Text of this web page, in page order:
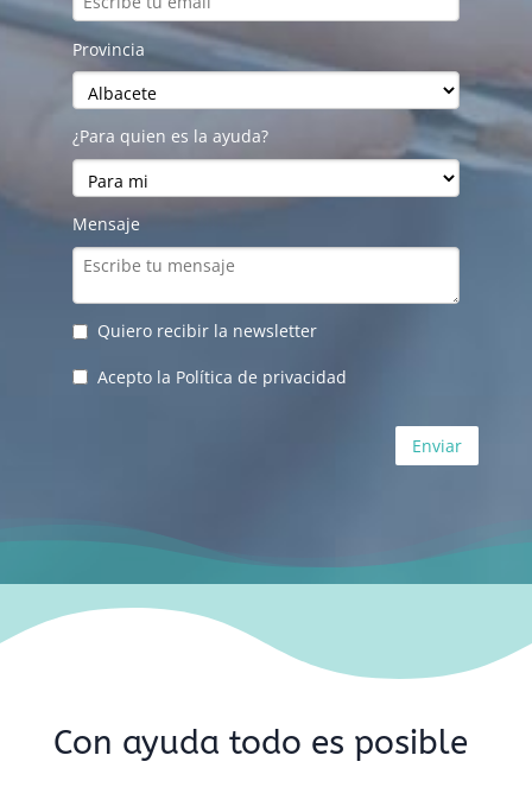
Con ayuda todo es posible